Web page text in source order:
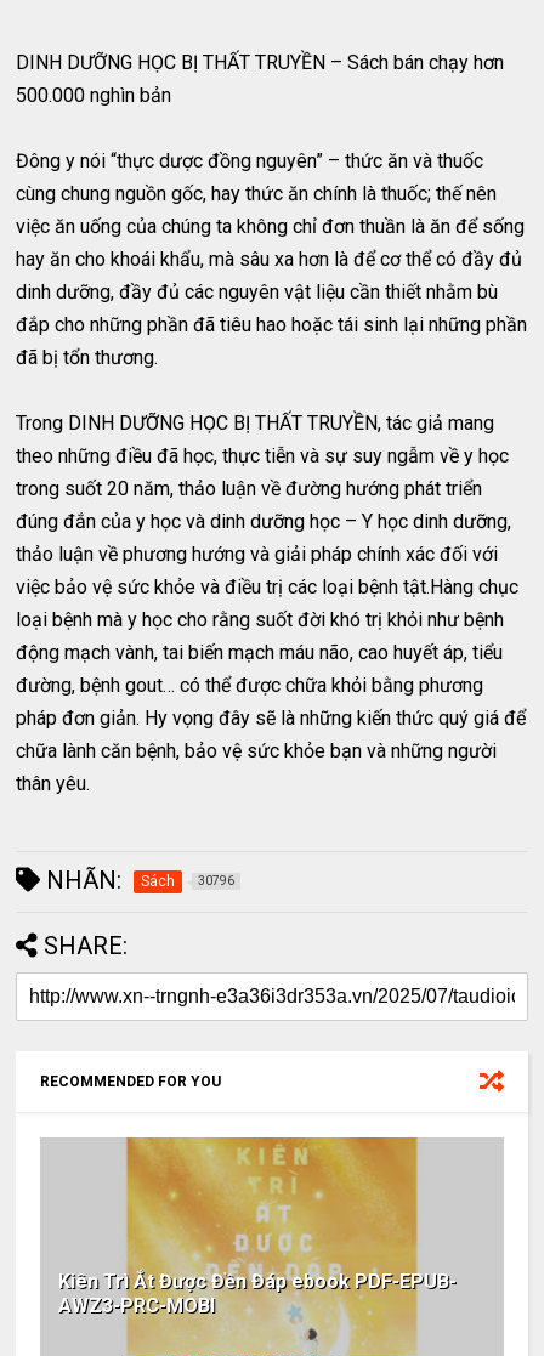
DINH DƯỠNG HỌC BỊ THẤT TRUYỀN – Sách bán chạy hơn
500.000 nghìn bản
Đông y nói “thực dược đồng nguyên” – thức ăn và thuốc
cùng chung nguồn gốc, hay thức ăn chính là thuốc; thế nên
việc ăn uống của chúng ta không chỉ đơn thuần là ăn để sống
hay ăn cho khoái khẩu, mà sâu xa hơn là để cơ thể có đầy đủ
dinh dưỡng, đầy đủ các nguyên vật liệu cần thiết nhằm bù
đắp cho những phần đã tiêu hao hoặc tái sinh lại những phần
đã bị tổn thương.
Trong DINH DƯỠNG HỌC BỊ THẤT TRUYỀN, tác giả mang
theo những điều đã học, thực tiễn và sự suy ngẫm về y học
trong suốt 20 năm, thảo luận về đường hướng phát triển
đúng đắn của y học và dinh dưỡng học – Y học dinh dưỡng,
thảo luận về phương hướng và giải pháp chính xác đối với
việc bảo vệ sức khỏe và điều trị các loại bệnh tật.Hàng chục
loại bệnh mà y học cho rằng suốt đời khó trị khỏi như bệnh
động mạch vành, tai biến mạch máu não, cao huyết áp, tiểu
đường, bệnh gout… có thể được chữa khỏi bằng phương
pháp đơn giản. Hy vọng đây sẽ là những kiến thức quý giá để
chữa lành căn bệnh, bảo vệ sức khỏe bạn và những người
thân yêu.
NHÃN: Sách 30796
SHARE:
RECOMMENDED FOR YOU
Kiên Trì Ắt Được Đền Đáp ebook PDF-EPUB-
AWZ3-PRC-MOBI